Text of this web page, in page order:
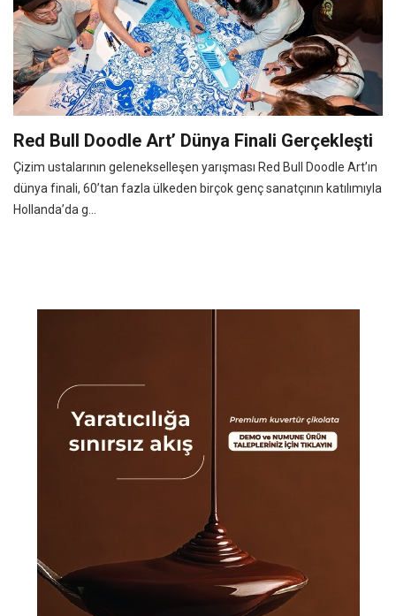
Red Bull Doodle Art’ Dünya Finali Gerçekleşti
Çizim ustalarının gelenekselleşen yarışması Red Bull Doodle Art’ın
dünya finali, 60’tan fazla ülkeden birçok genç sanatçının katılımıyla
Hollanda’da g...